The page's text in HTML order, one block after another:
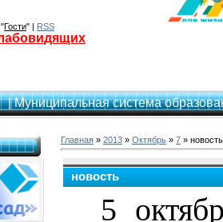
Гости" | RSS
| Муниципальная система
Главная » 2013 » Октябрь » 7 » новость
новость
5